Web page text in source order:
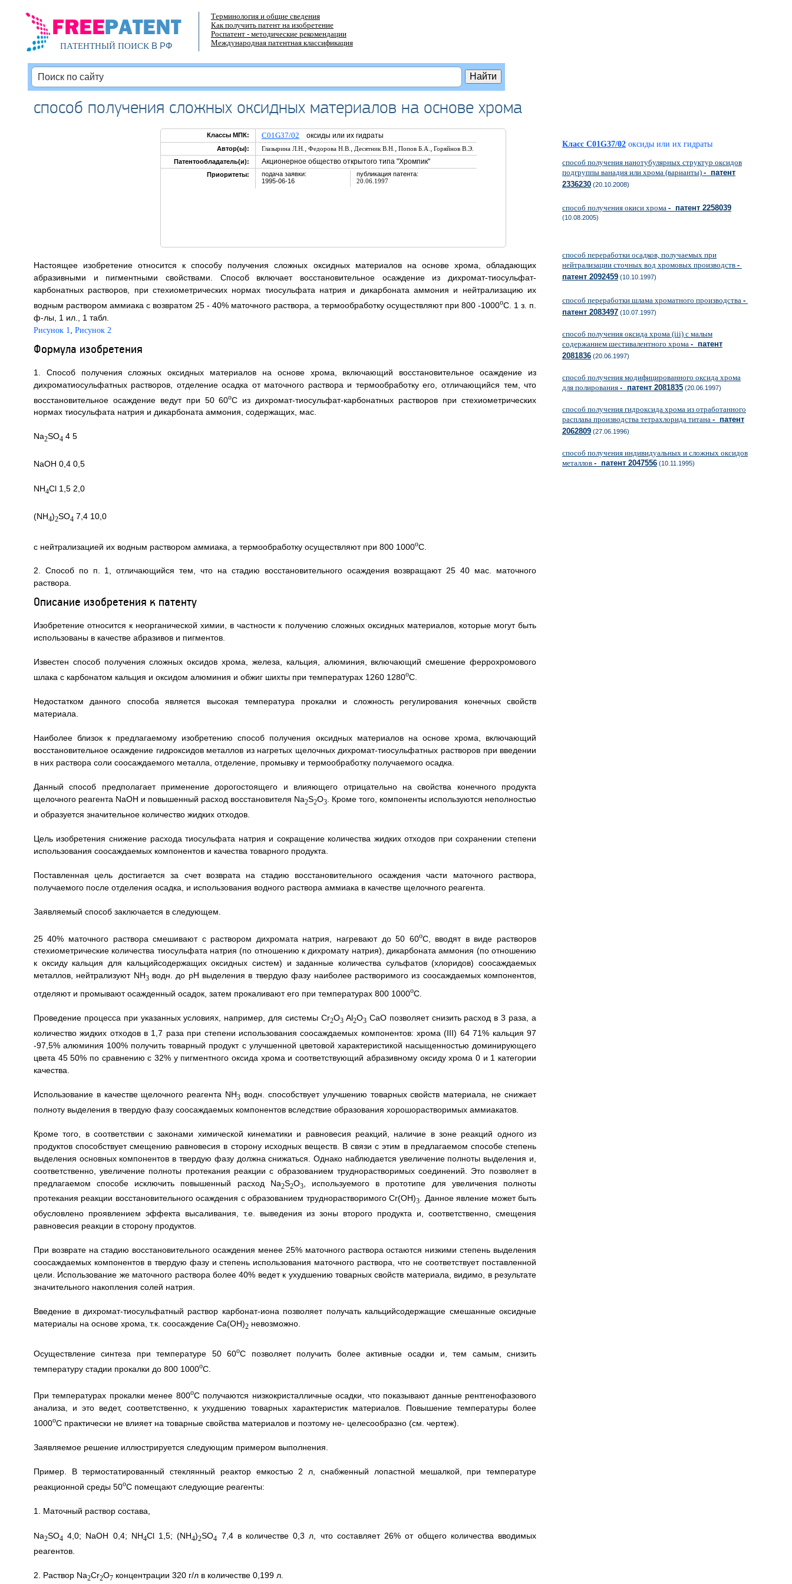
ПАТЕНТНЫЙ ПОИСКВ РФ
Терминология и общие сведения
Как получить патент на изобретение
Роспатент - методические рекомендации
Международная патентная классификация
способ получения сложных оксидных материалов на основе хрома
Классы МПК: C01G37/02 оксиды или их гидраты
Автор(ы): Глазырина Л.Н. , Федорова Н.В. , Десятник В.Н. , Попов Б.А. , Горяйнов В.Э.
Патентообладатель(и):
Акционерное общество открытого типа "Хромпик"
Приоритеты:
подача заявки:
1995-06-16
публикация патента:
20.06.1997
Настоящее изобретение относится к способу получения сложных оксидных материалов на основе хрома, обладающих
абразивными и пигментными свойствами. Способ включает восстановительное осаждение из дихромат-тиосульфат-
карбонатных растворов, при стехиометрических нормах тиосульфата натрия и дикарбоната аммония и нейтрализацию их
водным раствором аммиака с возвратом 25 - 40% маточного раствора, а термообработку осуществляют при 800 -1000oC. 1 з. п.
ф-лы, 1 ил., 1 табл.
Рисунок 1 Рисунок 2
Формула изобретения
1. Способ получения сложных оксидных материалов на основе хрома, включающий восстановительное осаждение из
дихроматиосульфатных растворов, отделение осадка от маточного раствора и термообработку его, отличающийся тем, что
восстановительное осаждение ведут при 50 60oC из дихромат-тиосульфат-карбонатных растворов при стехиометрических
нормах тиосульфата натрия и дикарбоната аммония, содержащих, мас.
Na2SO4 4 5
NaOH 0,4 0,5
NH4Cl 1,5 2,0
(NH4)2SO4 7,4 10,0
с нейтрализацией их водным раствором аммиака, а термообработку осуществляют при 800 1000oC.
2. Способ по п. 1, отличающийся тем, что на стадию восстановительного осаждения возвращают 25 40 мас. маточного
раствора.
Описание изобретения к патенту
Изобретение относится к неорганической химии, в частности к получению сложных оксидных материалов, которые могут быть
использованы в качестве абразивов и пигментов.
Известен способ получения сложных оксидов хрома, железа, кальция, алюминия, включающий смешение феррохромового
шлака с карбонатом кальция и оксидом алюминия и обжиг шихты при температурах 1260 1280oC.
Недостатком данного способа является высокая температура прокалки и сложность регулирования конечных свойств
материала.
Наиболее близок к предлагаемому изобретению способ получения оксидных материалов на основе хрома, включающий
восстановительное осаждение гидроксидов металлов из нагретых щелочных дихромат-тиосульфатных растворов при введении
в них раствора соли соосаждаемого металла, отделение, промывку и термообработку получаемого осадка.
Данный способ предполагает применение дорогостоящего и влияющего отрицательно на свойства конечного продукта
щелочного реагента NaOH и повышенный расход восстановителя Na2S2O3. Кроме того, компоненты используются неполностью
и образуется значительное количество жидких отходов.
Цель изобретения снижение расхода тиосульфата натрия и сокращение количества жидких отходов при сохранении степени
использования соосаждаемых компонентов и качества товарного продукта.
Поставленная цель достигается за счет возврата на стадию восстановительного осаждения части маточного раствора,
получаемого после отделения осадка, и использования водного раствора аммиака в качестве щелочного реагента.
Заявляемый способ заключается в следующем.
25 40% маточного раствора смешивают с раствором дихромата натрия, нагревают до 50 60oC, вводят в виде растворов
стехиометрические количества тиосульфата натрия (по отношению к дихромату натрия), дикарбоната аммония (по отношению
к оксиду кальция для кальцийсодержащих оксидных систем) и заданные количества сульфатов (хлоридов) соосаждаемых
металлов, нейтрализуют NH3водн. до pH выделения в твердую фазу наиболее растворимого из соосаждаемых компонентов,
отделяют и промывают осажденный осадок, затем прокаливают его при температурах 800 1000oC.
Проведение процесса при указанных условиях, например, для системы Cr2O3 Al2O3CaO позволяет снизить расход в 3 раза, а
количество жидких отходов в 1,7 раза при степени использования соосаждаемых компонентов: хрома (III) 64 71% кальция 97
-97,5% алюминия 100% получить товарный продукт с улучшенной цветовой характеристикой насыщенностью доминирующего
цвета 45 50% по сравнению с 32% у пигментного оксида хрома и соответствующий абразивному оксиду хрома 0 и 1 категории
качества.
Использование в качестве щелочного реагента NH3 водн. способствует улучшению товарных свойств материала, не снижает
полноту выделения в твердую фазу соосаждаемых компонентов вследствие образования хорошорастворимых аммиакатов.
Кроме того, в соответствии с законами химической кинематики и равновесия реакций, наличие в зоне реакций одного из
продуктов способствует смещению равновесия в сторону исходных веществ. В связи с этим в предлагаемом способе степень
выделения основных компонентов в твердую фазу должна снижаться. Однако наблюдается увеличение полноты выделения и,
соответственно, увеличение полноты протекания реакции с образованием труднорастворимых соединений. Это позволяет в
предлагаемом способе исключить повышенный расход Na2S2O3, используемого в прототипе для увеличения полноты
протекания реакции восстановительного осаждения с образованием труднорастворимого Cr(OH)3. Данное явление может быть
обусловлено проявлением эффекта высаливания, т.е. выведения из зоны второго продукта и, соответственно, смещения
равновесия реакции в сторону продуктов.
При возврате на стадию восстановительного осаждения менее 25% маточного раствора остаются низкими степень выделения
соосаждаемых компонентов в твердую фазу и степень использования маточного раствора, что не соответствует поставленной
цели. Использование же маточного раствора более 40% ведет к ухудшению товарных свойств материала, видимо, в результате
значительного накопления солей натрия.
Введение в дихромат-тиосульфатный раствор карбонат-иона позволяет получать кальцийсодержащие смешанные оксидные
материалы на основе хрома, т.к. соосаждение Ca(OH)2невозможно.
Осуществление синтеза при температуре 50 60oC позволяет получить более активные осадки и, тем самым, снизить
температуру стадии прокалки до 800 1000oC.
При температурах прокалки менее 800oC получаются низкокристалличные осадки, что показывают данные рентгенофазового
анализа, и это ведет, соответственно, к ухудшению товарных характеристик материалов. Повышение температуры более
1000oC практически не влияет на товарные свойства материалов и поэтому не- целесообразно (см. чертеж).
Заявляемое решение иллюстрируется следующим примером выполнения.
Пример. В термостатированный стеклянный реактор емкостью 2 л, снабженный лопастной мешалкой, при температуре
реакционной среды 50oC помещают следующие реагенты:
1. Маточный раствор состава,
Na2SO4 4,0; NaOH 0,4; NH4Cl 1,5; (NH4)2SO4
7,4 в количестве 0,3 л, что составляет 26% от общего количества вводимых
реагентов.
2. Раствор Na2Cr2O7концентрации 320 г/л в количестве 0,199 л.
Класс C01G37/02 оксиды или их гидраты
способ получения нанотубулярных структур оксидов
подгруппы ванадия или хрома (варианты) - патент
2336230 (20.10.2008)
способ получения окиси хрома - патент 2258039
(10.08.2005)
способ переработки осадков, получаемых при
нейтрализации сточных вод хромовых производств -
патент 2092459 (10.10.1997)
способ переработки шлама хроматного производства -
патент 2083497 (10.07.1997)
способ получения оксида хрома (iii) с малым
содержанием шестивалентного хрома - патент
2081836 (20.06.1997)
способ получения модифицированного оксида хрома
для полирования - патент 2081835 (20.06.1997)
способ получения гидроксида хрома из отработанного
расплава производства тетрахлорида титана - патент
2062809 (27.06.1996)
способ получения индивидуальных и сложных оксидов
металлов - патент 2047556 (10.11.1995)